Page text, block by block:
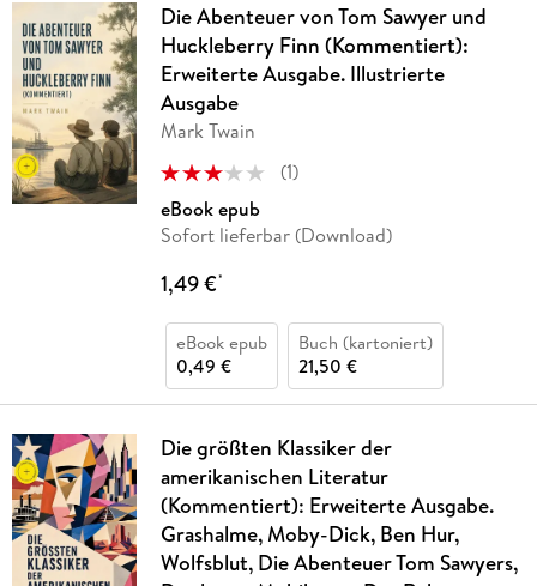
Die Abenteuer von Tom Sawyer und
Huckleberry Finn (Kommentiert):
Erweiterte Ausgabe. Illustrierte
Ausgabe
Mark Twain
(1)
eBook epub
Sofort lieferbar (Download)
1,49 €*
eBook epub
0,49 €
Buch (kartoniert)
21,50 €
Die größten Klassiker der
amerikanischen Literatur
(Kommentiert): Erweiterte Ausgabe.
Grashalme, Moby-Dick, Ben Hur,
Wolfsblut, Die Abenteuer Tom Sawyers,